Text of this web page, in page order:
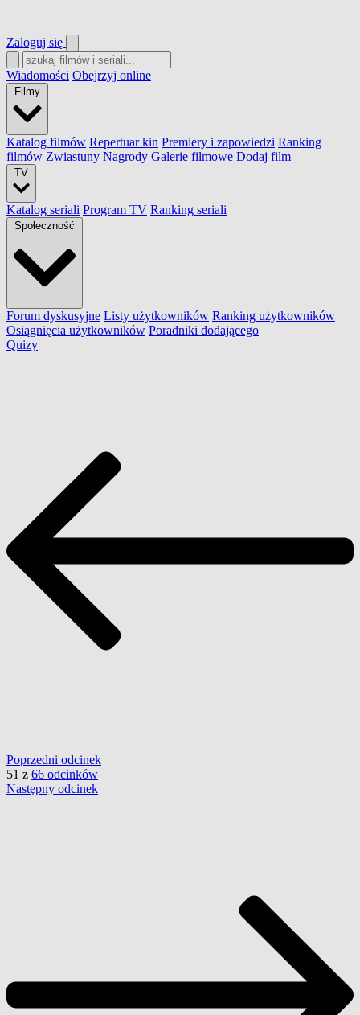
Zaloguj się
Wiadomości Obejrzyj online
Filmy
Katalog filmów Repertuar kin Premiery i zapowiedzi Ranking
filmów Zwiastuny Nagrody Galerie filmowe Dodaj film
TV
Katalog seriali Program TV Ranking seriali
Społeczność
Forum dyskusyjne Listy użytkowników Ranking użytkowników
Osiągnięcia użytkowników Poradniki dodającego
Quizy
Poprzedni odcinek
51 z 66 odcinków
Następny odcinek